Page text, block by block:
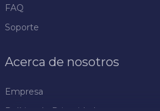
FAQ
Soporte
Acerca de nosotros
Empresa